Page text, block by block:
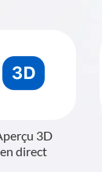
3D
en direct